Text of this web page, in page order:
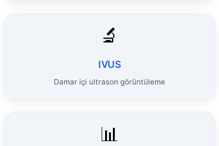
🔬
IVUS
Damar içi ultrason görüntüleme
📊